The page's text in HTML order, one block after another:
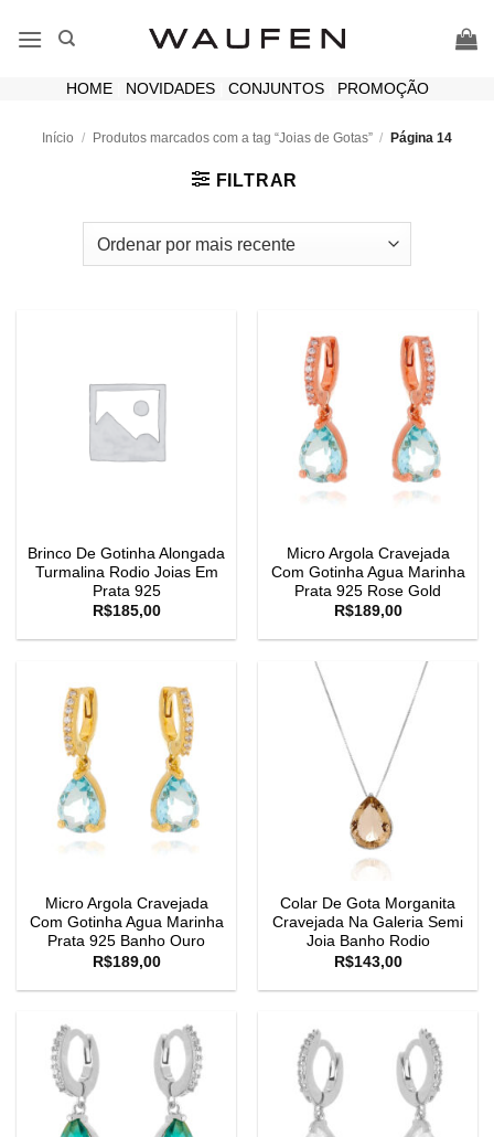
HOME| NOVIDADES| CONJUNTOS| PROMOÇÃO
Início / Produtos marcados com a tag “Joias de Gotas” / Página 14
FILTRAR
Brinco De Gotinha Alongada
Turmalina Rodio Joias Em
Prata 925
R$185,00
Micro Argola Cravejada
Com Gotinha Agua Marinha
Prata 925 Rose Gold
R$189,00
Micro Argola Cravejada
Com Gotinha Agua Marinha
Prata 925 Banho Ouro
R$189,00
Colar De Gota Morganita
Cravejada Na Galeria Semi
Joia Banho Rodio
R$143,00